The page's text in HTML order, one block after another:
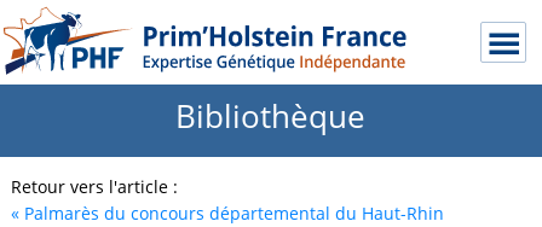
Bibliothèque
Retour vers l'article :
«Palmarès du concours départemental du Haut-Rhin